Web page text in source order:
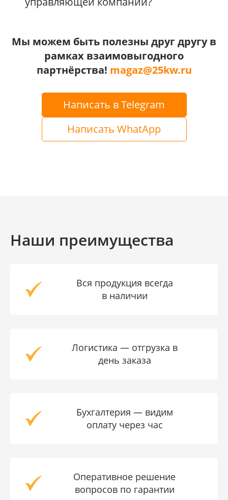
Мы можем быть полезны друг другу в
рамках взаимовыгодного
партнёрства! magaz@25kw.ru
Написать в Telegram
Написать WhatApp
Наши преимущества
Вся продукция всегда
в наличии
Логистика — отгрузка в
день заказа
Бухгалтерия — видим
оплату через час
Оперативное решение
вопросов по гарантии